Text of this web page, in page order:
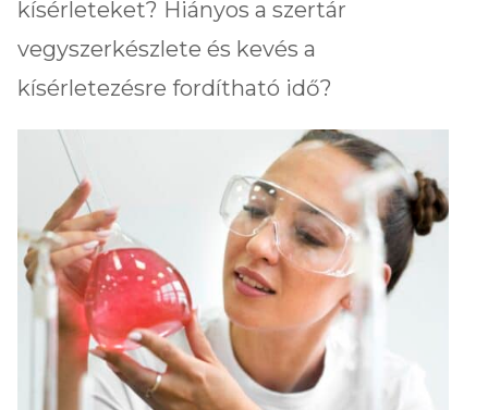
kísérleteket? Hiányos a szertár
vegyszerkészlete és kevés a
kísérletezésre fordítható idő?